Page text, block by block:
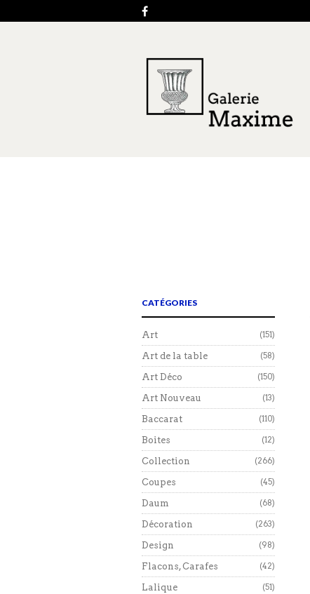
CATÉGORIES
Art (151)
Art de la table (58)
Art Déco (150)
Art Nouveau (13)
Baccarat (110)
Boites (12)
Collection (266)
Coupes (45)
Daum (68)
Décoration (263)
Design (98)
Flacons, Carafes (42)
Lalique (51)